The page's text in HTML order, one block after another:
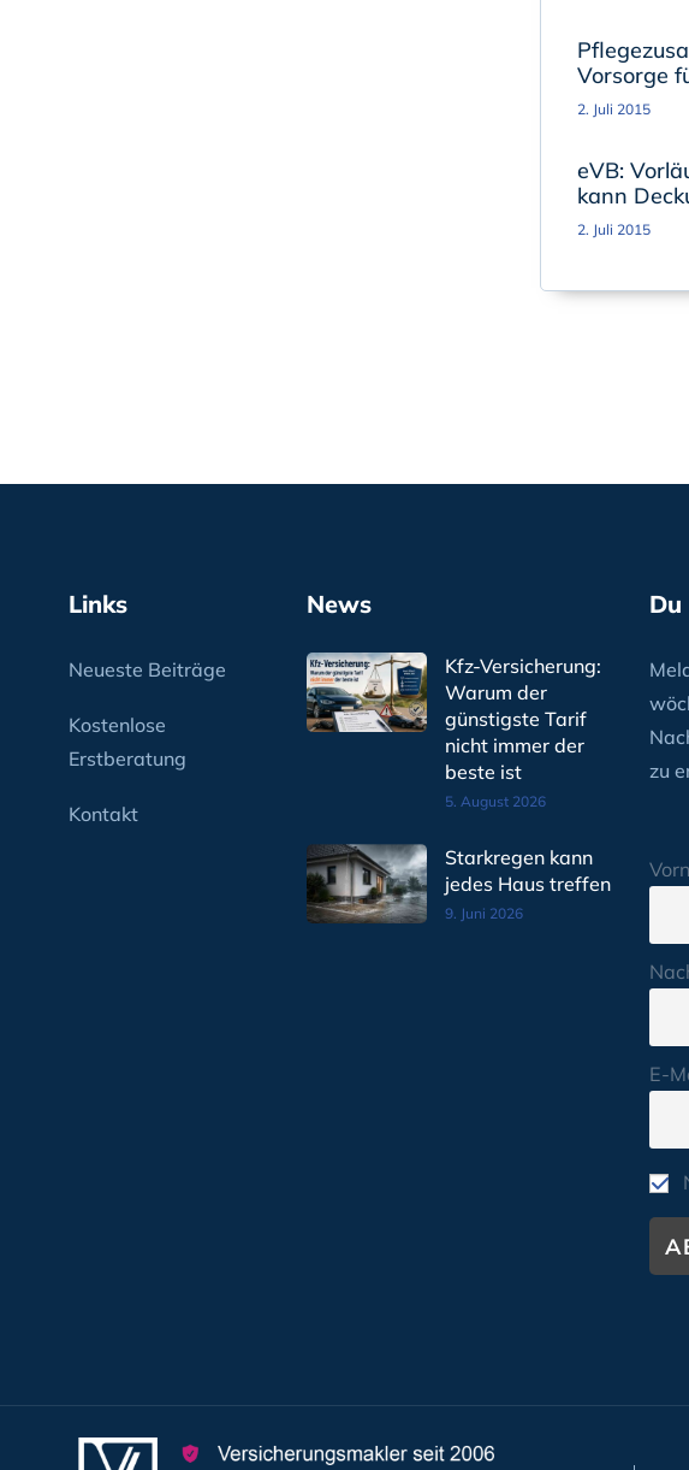
Vorsorge
2. Juli 2015
eVB:
kann
2. Juli 2015
Links
Neueste Beiträge
Kostenlose
Erstberatung
Kontakt
News
Kfz-Versicherung:
Warum der
günstigste Tarif
nicht immer der
beste ist
5. August 2026
Starkregen kann
jedes Haus treffen
9. Juni 2026
Du
zu
E-